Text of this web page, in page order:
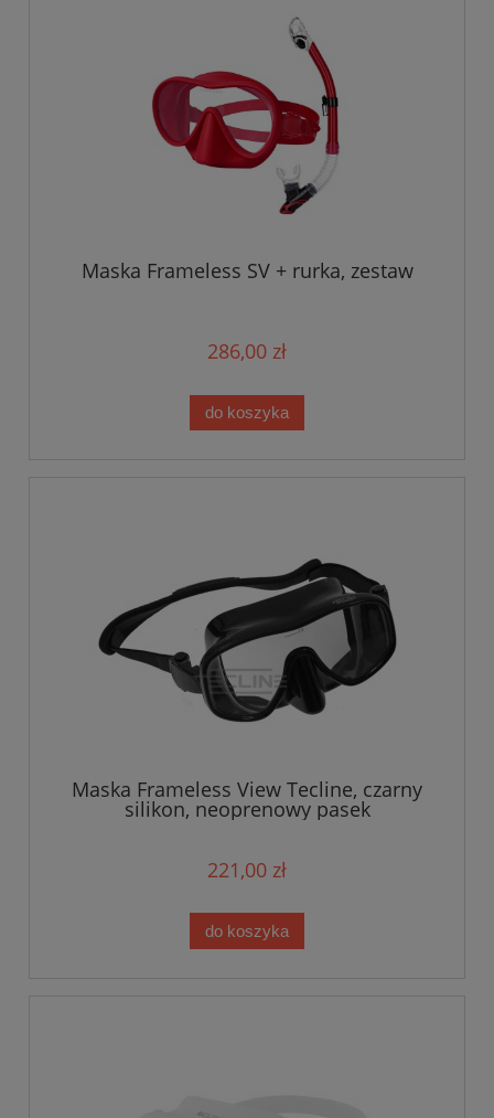
Maska Frameless SV + rurka, zestaw
286,00 zł
do koszyka
Maska Frameless View Tecline, czarny
silikon, neoprenowy pasek
221,00 zł
do koszyka